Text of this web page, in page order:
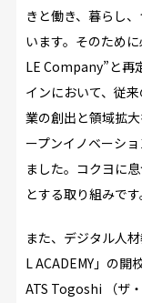
きと働き、暮らし
います。そのため
LE Company”と再
インにおいて、従
業の創出と領域拡
ープンイノベーシ
ました。コクヨに
とする取り組みです
また、デジタル人
L ACADEMY」の開
ATS Togoshi （ザ